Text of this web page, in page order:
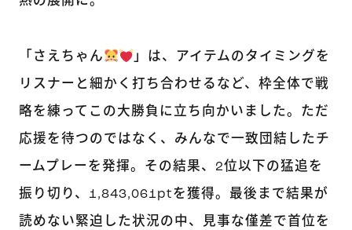
「さえちゃん 」は、アイテムのタイミングを
リスナーと細かく打ち合わせるなど、枠全体で戦
略を練ってこの大勝負に立ち向かいました。ただ
応援を待つのではなく、みんなで一致団結したチ
ームプレーを発揮。その結果、2位以下の猛追を
振り切り、1,843,061ptを獲得。最後まで結果が
読めない緊迫した状況の中、見事な僅差で首位を